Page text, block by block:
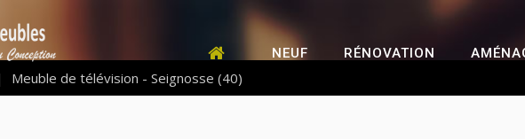
NEUF RÉNOVATION
Meuble de télévision - Seignosse (40)